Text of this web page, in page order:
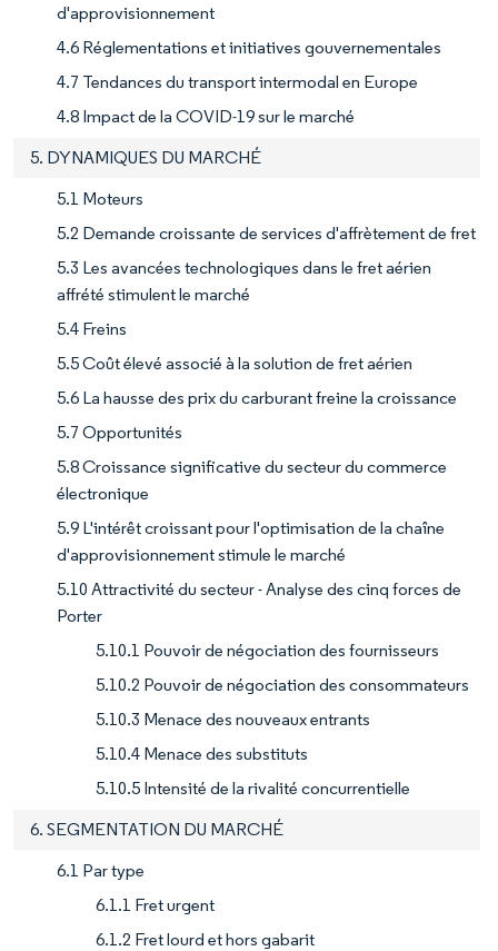
d'approvisionnement
4.6 Réglementations et initiatives gouvernementales
4.7 Tendances du transport intermodal en Europe
4.8 Impact de la COVID-19 sur le marché
5. DYNAMIQUES DU MARCHÉ
5.1 Moteurs
5.2 Demande croissante de services d'affrètement de fret
5.3 Les avancées technologiques dans le fret aérien
affrété stimulent le marché
5.4 Freins
5.5 Coût élevé associé à la solution de fret aérien
5.6 La hausse des prix du carburant freine la croissance
5.7 Opportunités
5.8 Croissance significative du secteur du commerce
électronique
5.9 L'intérêt croissant pour l'optimisation de la chaîne
d'approvisionnement stimule le marché
5.10 Attractivité du secteur - Analyse des cinq forces de
Porter
5.10.1 Pouvoir de négociation des fournisseurs
5.10.2 Pouvoir de négociation des consommateurs
5.10.3 Menace des nouveaux entrants
5.10.4 Menace des substituts
5.10.5 Intensité de la rivalité concurrentielle
6. SEGMENTATION DU MARCHÉ
6.1 Par type
6.1.1 Fret urgent
6.1.2 Fret lourd et hors gabarit